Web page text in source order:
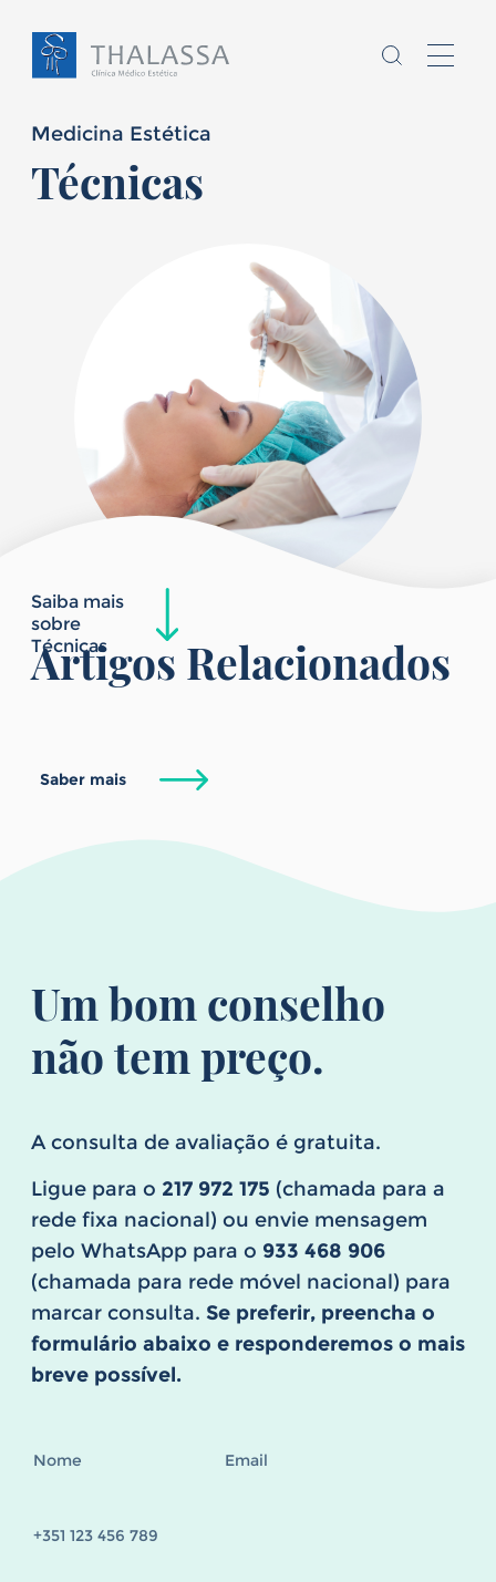
Mulher
anos
Medicina Estética
Técnicas
Saiba mais
sobre
Técnicas
Artigos Relacionados
Saber mais
Um bom conselho
não tem preço.
A consulta de avaliação é gratuita.
Ligue para o 217 972 175 (chamada para a
rede fixa nacional) ou envie mensagem
pelo WhatsApp para o 933 468 906
(chamada para rede móvel nacional) para
marcar consulta. Se preferir, preencha o
formulário abaixo e responderemos o mais
breve possível.